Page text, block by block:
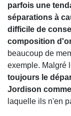
parfois une
séparations à
difficile de
composition
beaucoup de
exemple. Malgré
toujours le
Jordison
laquelle ils n'en